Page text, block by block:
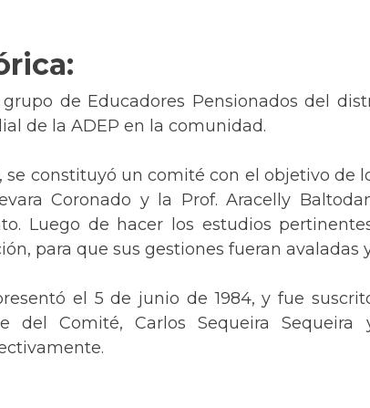
de Educadores Pensionados del
de la ADEP en la comunidad.
se constituyó un comité con el objetivo
Coronado y la Prof. Aracelly
Luego de hacer los estudios
para que sus gestiones fueran avaladas
el 5 de junio de 1984, y fue
del Comité, Carlos Sequeira